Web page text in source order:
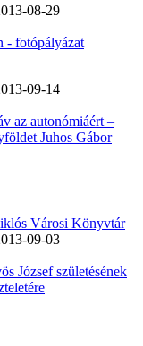
08-29
- fotópályázat
09-14
az autonómiáért –
Juhos Gábor
Városi Könyvtár
09-03
József születésének